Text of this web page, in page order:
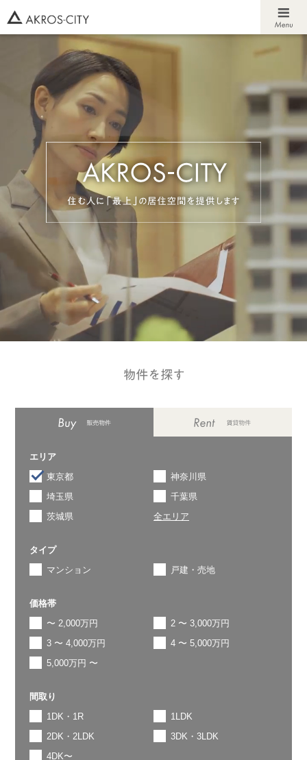
エリア
東京都
神奈川県
埼玉県
千葉県
茨城県
全エリア
タイプ
マンション
戸建・売地
価格帯
〜 2,000万円
2 〜 3,000万円
3 〜 4,000万円
4 〜 5,000万円
5,000万円 〜
間取り
1DK・1R
1LDK
2DK・2LDK
3DK・3LDK
4DK〜